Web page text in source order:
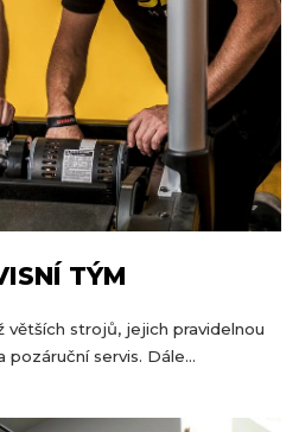
TÝM
strojů, jejich pravidelnou
pozáruční servis. Dále...